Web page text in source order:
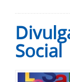
Social